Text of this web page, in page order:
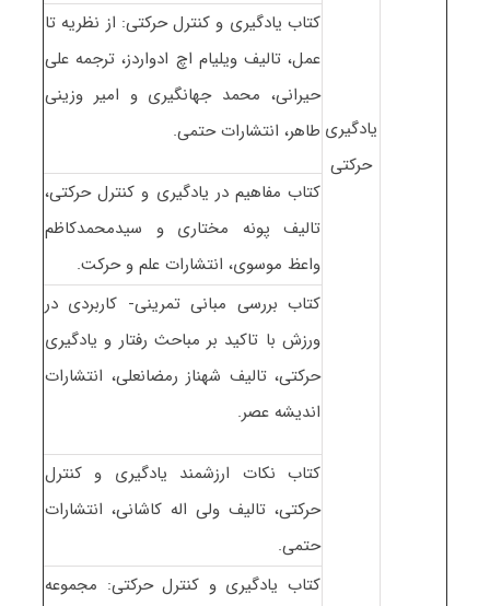
یادگیری
حرکتی
کتاب یادگیری و کنترل حرکتی: از نظریه تا
عمل، تالیف ویلیام اچ ادواردز، ترجمه علی
حیرانی، محمد جهانگیری و امیر وزینی
طاهر، انتشارات حتمی.
کتاب مفاهیم در یادگیری و کنترل حرکتی،
تالیف پونه مختاری و سیدمحمدکاظم
واعظ موسوی، انتشارات علم و حرکت.
کتاب بررسی مبانی تمرینی- کاربردی در
ورزش با تاکید بر مباحث رفتار و یادگیری
حرکتی، تالیف شهناز رمضانعلی، انتشارات
اندیشه عصر.
کتاب نکات ارزشمند یادگیری و کنترل
حرکتی، تالیف ولی اله کاشانی، انتشارات
حتمی.
کتاب یادگیری و کنترل حرکتی: مجموعه